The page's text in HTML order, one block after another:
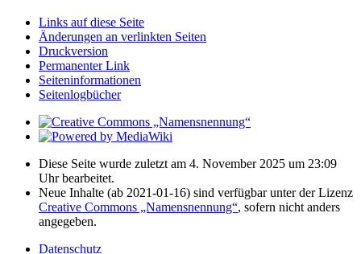
Links auf diese Seite
Änderungen an verlinkten Seiten
Druckversion
Permanenter Link
Seiten­­informationen
Seitenlogbücher
Diese Seite wurde zuletzt am 4. November 2025 um 23:09
Uhr bearbeitet.
Neue Inhalte (ab 2021-01-16) sind verfügbar unter der Lizenz
Creative Commons „Namensnennung“, sofern nicht anders
angegeben.
Datenschutz